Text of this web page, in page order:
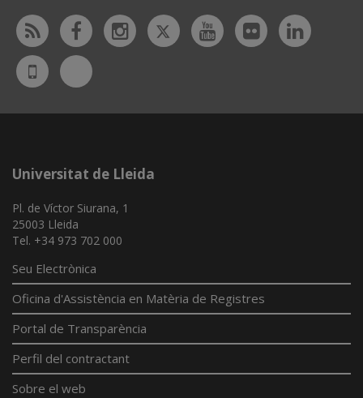
Rss FacebookInstagram
TwitterYoutubeFlickr
UdL
App
Bluesky
Universitat de Lleida
Pl. de Víctor Siurana, 1
25003 Lleida
Tel. +34 973 702 000
Seu Electrònica
Oficina d'Assistència en Matèria de Registres
Portal de Transparència
Perfil del contractant
Sobre el web